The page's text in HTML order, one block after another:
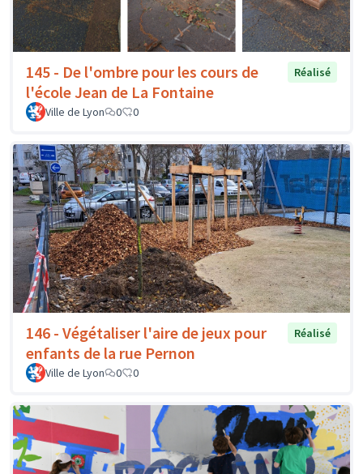
145 - De l'ombre pour les cours de
l'école Jean de La Fontaine
Réalisé
Ville de Lyon 0 0
146 - Végétaliser l'aire de jeux pour
enfants de la rue Pernon
Réalisé
Ville de Lyon 0 0